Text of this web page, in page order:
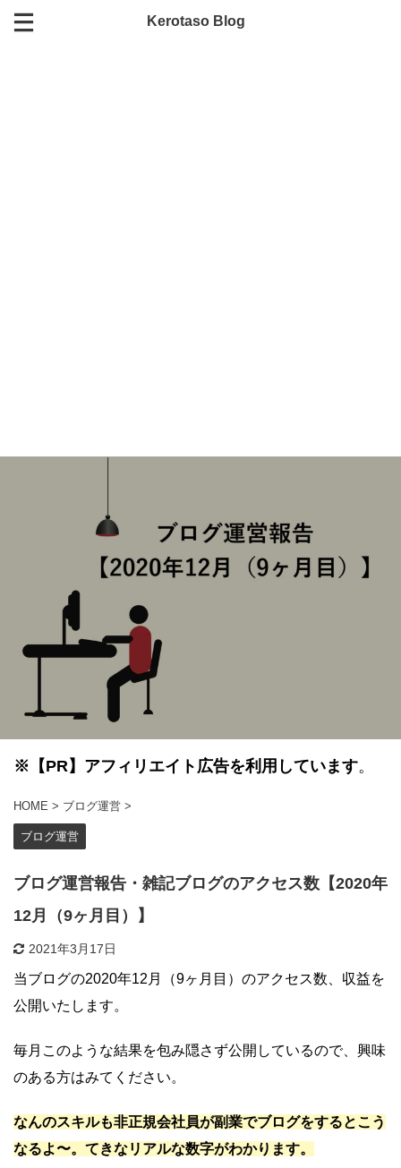
Kerotaso Blog
※ 【PR】 アフィリエイト広告を利用しています。
HOME > ブログ運営 >
ブログ運営
ブログ運営報告・雑記ブログのアクセス数【2020年
12月（9ヶ月目）】
2021年3月17日
当ブログの2020年12月（9ヶ月目）のアクセス数、収益を
公開いたします。
毎月このような結果を包み隠さず公開しているので、興味
のある方はみてください。
なんのスキルも非正規会社員が副業でブログをするとこう
なるよ〜。てきなリアルな数字がわかります。